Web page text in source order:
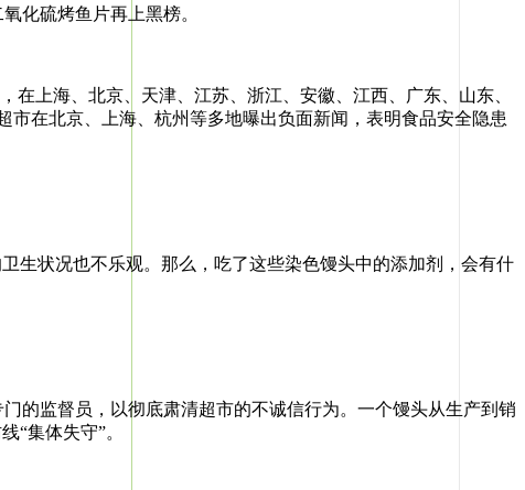
化硫烤鱼片再上黑榜。
上海、北京、天津、江苏、浙江、安徽、江西、广东、山东、
在北京、上海、杭州等多地曝出负面新闻，表明食品安全隐患
状况也不乐观。那么，吃了这些染色馒头中的添加剂，会有什
监督员，以彻底肃清超市的不诚信行为。一个馒头从生产到销
“集体失守”。